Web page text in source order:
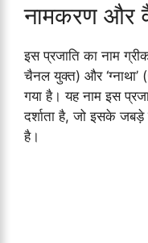
नामकरण और
इस प्रजाति का नाम
चैनल युक्त) और
गया है। यह नाम इस
दर्शाता है, जो इसके
है।